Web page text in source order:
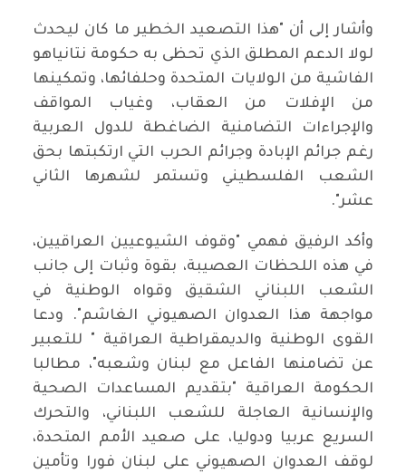
وأشار إلى أن "هذا التصعيد الخطير ما كان ليحدث
لولا الدعم المطلق الذي تحظى به حكومة نتانياهو
الفاشية من الولايات المتحدة وحلفائها، وتمكينها
من الإفلات من العقاب، وغياب المواقف
والإجراءات التضامنية الضاغطة للدول العربية
رغم جرائم الإبادة وجرائم الحرب التي ارتكبتها بحق
الشعب الفلسطيني وتستمر لشهرها الثاني
عشر".
وأكد الرفيق فهمي "وقوف الشيوعيين العراقيين،
في هذه اللحظات العصيبة، بقوة وثبات إلى جانب
الشعب اللبناني الشقيق وقواه الوطنية في
مواجهة هذا العدوان الصهيوني الغاشم". ودعا
القوى الوطنية والديمقراطية العراقية " للتعبير
عن تضامنها الفاعل مع لبنان وشعبه"، مطالبا
الحكومة العراقية "بتقديم المساعدات الصحية
والإنسانية العاجلة للشعب اللبناني، والتحرك
السريع عربيا ودوليا، على صعيد الأمم المتحدة،
لوقف العدوان الصهيوني على لبنان فورا وتأمين